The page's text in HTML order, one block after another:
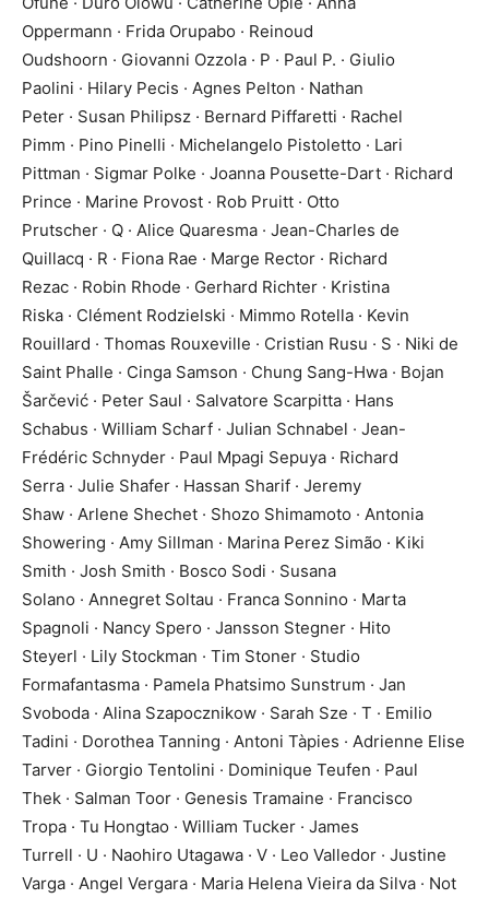
Oppermann · Frida Orupabo · Reinoud
Oudshoorn · Giovanni Ozzola · P · Paul P. · Giulio
Paolini · Hilary Pecis · Agnes Pelton · Nathan
Peter · Susan Philipsz · Bernard Piffaretti · Rachel
Pimm · Pino Pinelli · Michelangelo Pistoletto · Lari
Pittman · Sigmar Polke · Joanna Pousette-Dart · Richard
Prince · Marine Provost · Rob Pruitt · Otto
Prutscher · Q · Alice Quaresma · Jean-Charles de
Quillacq · R · Fiona Rae · Marge Rector · Richard
Rezac · Robin Rhode · Gerhard Richter · Kristina
Riska · Clément Rodzielski · Mimmo Rotella · Kevin
Rouillard · Thomas Rouxeville · Cristian Rusu · S · Niki de
Saint Phalle · Cinga Samson · Chung Sang-Hwa · Bojan
Šarčević · Peter Saul · Salvatore Scarpitta · Hans
Schabus · William Scharf · Julian Schnabel · Jean-
Frédéric Schnyder · Paul Mpagi Sepuya · Richard
Serra · Julie Shafer · Hassan Sharif · Jeremy
Shaw · Arlene Shechet · Shozo Shimamoto · Antonia
Showering · Amy Sillman · Marina Perez Simão · Kiki
Smith · Josh Smith · Bosco Sodi · Susana
Solano · Annegret Soltau · Franca Sonnino · Marta
Spagnoli · Nancy Spero · Jansson Stegner · Hito
Steyerl · Lily Stockman · Tim Stoner · Studio
Formafantasma · Pamela Phatsimo Sunstrum · Jan
Svoboda · Alina Szapocznikow · Sarah Sze · T · Emilio
Tadini · Dorothea Tanning · Antoni Tàpies · Adrienne Elise
Tarver · Giorgio Tentolini · Dominique Teufen · Paul
Thek · Salman Toor · Genesis Tramaine · Francisco
Tropa · Tu Hongtao · William Tucker · James
Turrell · U · Naohiro Utagawa · V · Leo Valledor · Justine
Varga · Angel Vergara · Maria Helena Vieira da Silva · Not